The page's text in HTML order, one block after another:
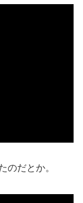
のだとか。